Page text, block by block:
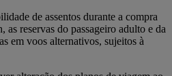
de assentos durante a compra
as reservas do passageiro adulto e da
em voos alternativos, sujeitos à